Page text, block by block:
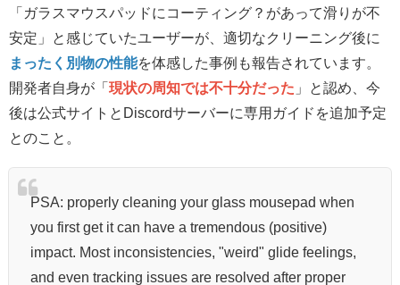
「ガラスマウスパッドにコーティング？があって滑りが不
安定」と感じていたユーザーが、適切なクリーニング後に
まったく別物の性能を体感した事例も報告されています。
開発者自身が「 現状の周知では不十分だった 」と認め、今
後は公式サイトとDiscordサーバーに専用ガイドを追加予定
とのこと。
PSA: properly cleaning your glass mousepad when
you first get it can have a tremendous (positive)
impact. Most inconsistencies, "weird" glide feelings,
and even tracking issues are resolved after proper